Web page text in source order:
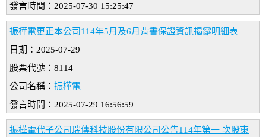
發言時間：2025-07-30 15:25:47
振樺電更正本公司114年5月及6月背書保證資訊揭露明細表
日期：2025-07-29
股票代號：8114
公司名稱： 振樺電
發言時間：2025-07-29 16:56:59
振樺電代子公司瑞傳科技股份有限公司公告114年第一 次股東